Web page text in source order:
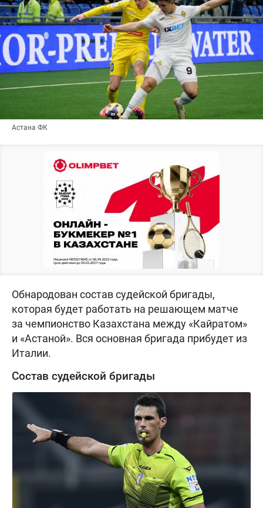
Астана ФК
Обнародован состав судейской бригады,
которая будет работать на решающем матче
за чемпионство Казахстана между «Кайратом»
и «Астаной». Вся основная бригада прибудет из
Италии.
Состав судейской бригады